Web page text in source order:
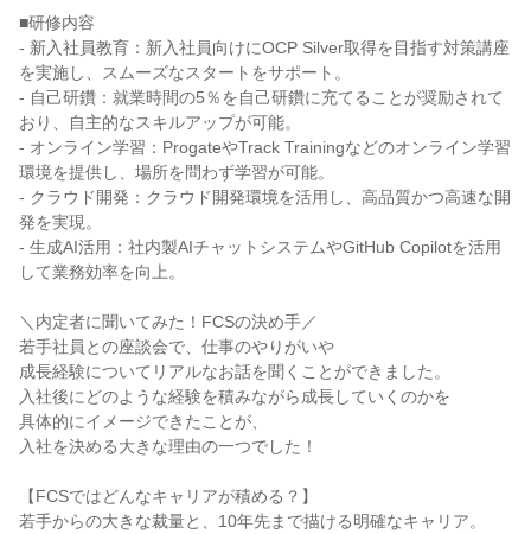
■研修内容
- 新入社員教育：新入社員向けにOCP Silver取得を目指す対策講座
を実施し、スムーズなスタートをサポート。
- 自己研鑽：就業時間の5％を自己研鑽に充てることが奨励されて
おり、自主的なスキルアップが可能。
- オンライン学習：ProgateやTrack Trainingなどのオンライン学習
環境を提供し、場所を問わず学習が可能。
- クラウド開発：クラウド開発環境を活用し、高品質かつ高速な開
発を実現。
- 生成AI活用：社内製AIチャットシステムやGitHub Copilotを活用
して業務効率を向上。
＼内定者に聞いてみた！FCSの決め手／
若手社員との座談会で、仕事のやりがいや
成長経験についてリアルなお話を聞くことができました。
入社後にどのような経験を積みながら成長していくのかを
具体的にイメージできたことが、
入社を決める大きな理由の一つでした！
【FCSではどんなキャリアが積める？】
若手からの大きな裁量と、10年先まで描ける明確なキャリア。